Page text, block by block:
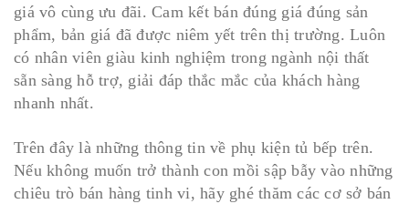
giá vô cùng ưu đãi. Cam kết bán đúng giá đúng sản
phẩm, bản giá đã được niêm yết trên thị trường. Luôn
có nhân viên giàu kinh nghiệm trong ngành nội thất
sẵn sàng hỗ trợ, giải đáp thắc mắc của khách hàng
nhanh nhất.
Trên đây là những thông tin về phụ kiện tủ bếp trên.
Nếu không muốn trở thành con mồi sập bẫy vào những
chiêu trò bán hàng tinh vi, hãy ghé thăm các cơ sở bán